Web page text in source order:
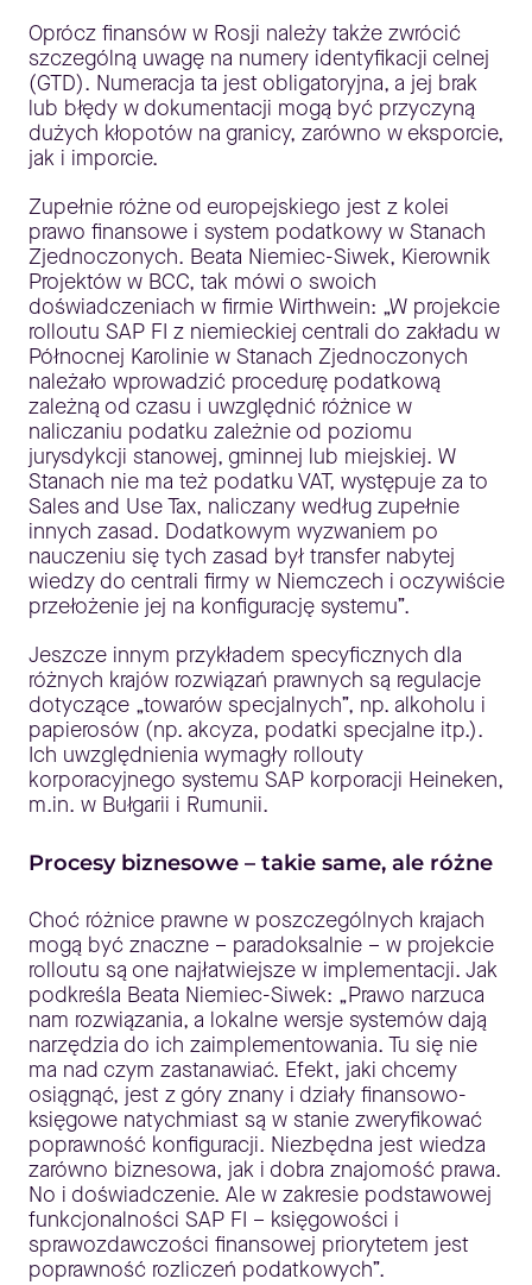
Oprócz finansów w Rosji należy także zwrócić
szczególną uwagę na numery identyfikacji celnej
(GTD). Numeracja ta jest obligatoryjna, a jej brak
lub błędy w dokumentacji mogą być przyczyną
dużych kłopotów na granicy, zarówno w eksporcie,
jak i imporcie.
Zupełnie różne od europejskiego jest z kolei
prawo finansowe i system podatkowy w Stanach
Zjednoczonych. Beata Niemiec-Siwek, Kierownik
Projektów w BCC, tak mówi o swoich
doświadczeniach w firmie Wirthwein: „W projekcie
rolloutu SAP FI z niemieckiej centrali do zakładu w
Północnej Karolinie w Stanach Zjednoczonych
należało wprowadzić procedurę podatkową
zależną od czasu i uwzględnić różnice w
naliczaniu podatku zależnie od poziomu
jurysdykcji stanowej, gminnej lub miejskiej. W
Stanach nie ma też podatku VAT, występuje za to
Sales and Use Tax, naliczany według zupełnie
innych zasad. Dodatkowym wyzwaniem po
nauczeniu się tych zasad był transfer nabytej
wiedzy do centrali firmy w Niemczech i oczywiście
przełożenie jej na konfigurację systemu”.
Jeszcze innym przykładem specyficznych dla
różnych krajów rozwiązań prawnych są regulacje
dotyczące „towarów specjalnych”, np. alkoholu i
papierosów (np. akcyza, podatki specjalne itp.).
Ich uwzględnienia wymagły rollouty
korporacyjnego systemu SAP korporacji Heineken,
m.in. w Bułgarii i Rumunii.
Procesy biznesowe – takie same, ale różne
Choć różnice prawne w poszczególnych krajach
mogą być znaczne – paradoksalnie – w projekcie
rolloutu są one najłatwiejsze w implementacji. Jak
podkreśla Beata Niemiec-Siwek: „Prawo narzuca
nam rozwiązania, a lokalne wersje systemów dają
narzędzia do ich zaimplementowania. Tu się nie
ma nad czym zastanawiać. Efekt, jaki chcemy
osiągnąć, jest z góry znany i działy finansowo-
księgowe natychmiast są w stanie zweryfikować
poprawność konfiguracji. Niezbędna jest wiedza
zarówno biznesowa, jak i dobra znajomość prawa.
No i doświadczenie. Ale w zakresie podstawowej
funkcjonalności SAP FI – księgowości i
sprawozdawczości finansowej priorytetem jest
poprawność rozliczeń podatkowych”.